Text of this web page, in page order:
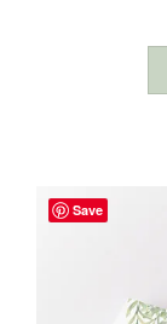
Save